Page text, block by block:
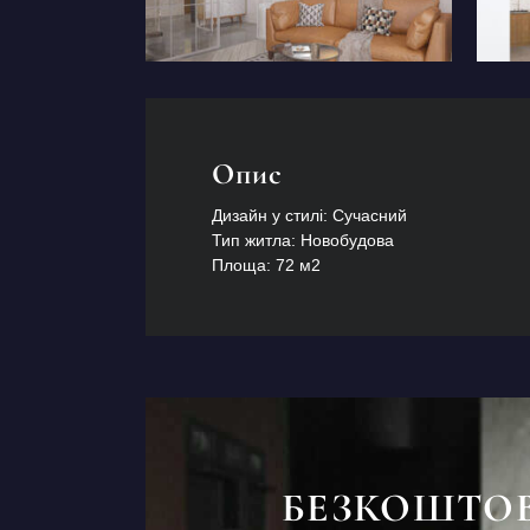
Опис
Дизайн у стилі: Сучасний
Тип житла: Новобудова
Площа: 72 м2